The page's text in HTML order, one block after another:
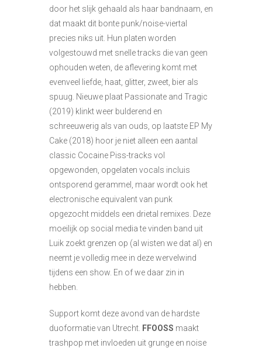
door het slijk gehaald als haar bandnaam, en
dat maakt dit bonte punk/noise-viertal
precies niks uit. Hun platen worden
volgestouwd met snelle tracks die van geen
ophouden weten, de aflevering komt met
evenveel liefde, haat, glitter, zweet, bier als
spuug. Nieuwe plaat Passionate and Tragic
(2019) klinkt weer bulderend en
schreeuwerig als van ouds, op laatste EP My
Cake (2018) hoor je niet alleen een aantal
classic Cocaine Piss-tracks vol
opgewonden, opgelaten vocals incluis
ontsporend gerammel, maar wordt ook het
electronische equivalent van punk
opgezocht middels een drietal remixes. Deze
moeilijk op social media te vinden band uit
Luik zoekt grenzen op (al wisten we dat al) en
neemt je volledig mee in deze wervelwind
tijdens een show. En of we daar zin in
hebben.
Support komt deze avond van de hardste
duoformatie van Utrecht. FFOOSS maakt
trashpop met invloeden uit grunge en noise